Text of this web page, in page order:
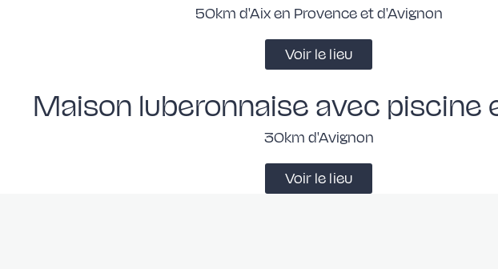
50km d'Aix en Provence et d'Avignon
Voir le lieu
Maison luberonnaise avec piscine
30km d'Avignon
Voir le lieu